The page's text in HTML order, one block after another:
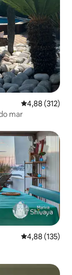
4,88 de uma
4,88 (312)
mar
4,88 de uma
4,88 (135)